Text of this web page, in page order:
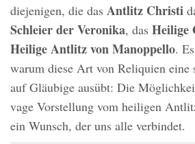
diejenigen, die das Antlitz Christi
Schleier der Veronika, das Heilige
Heilige Antlitz von Manoppello.
warum diese Art von Reliquien eine
auf Gläubige ausübt: Die
vage Vorstellung vom heiligen
ein Wunsch, der uns alle verbindet.